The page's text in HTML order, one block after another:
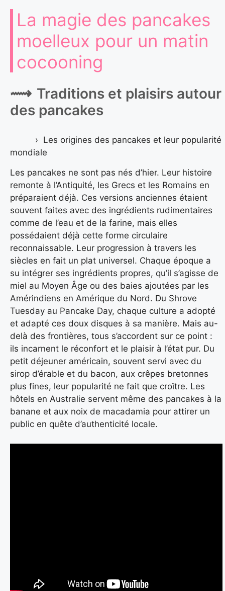
La magie des pancakes
moelleux pour un matin
cocooning
Traditions et plaisirs autour
des pancakes
Les origines des pancakes et leur popularité
mondiale
Les pancakes ne sont pas nés d’hier. Leur histoire
remonte à l’Antiquité, les Grecs et les Romains en
préparaient déjà. Ces versions anciennes étaient
souvent faites avec des ingrédients rudimentaires
comme de l’eau et de la farine, mais elles
possédaient déjà cette forme circulaire
reconnaissable. Leur progression à travers les
siècles en fait un plat universel. Chaque époque a
su intégrer ses ingrédients propres, qu’il s’agisse de
miel au Moyen Âge ou des baies ajoutées par les
Amérindiens en Amérique du Nord. Du Shrove
Tuesday au Pancake Day, chaque culture a adopté
et adapté ces doux disques à sa manière. Mais au-
delà des frontières, tous s’accordent sur ce point :
ils incarnent le réconfort et le plaisir à l’état pur. Du
petit déjeuner américain, souvent servi avec du
sirop d’érable et du bacon, aux crêpes bretonnes
plus fines, leur popularité ne fait que croître. Les
hôtels en Australie servent même des pancakes à la
banane et aux noix de macadamia pour attirer un
public en quête d’authenticité locale.